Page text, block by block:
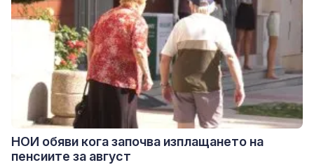
НОИ обяви кога започва изплащането на
пенсиите за август